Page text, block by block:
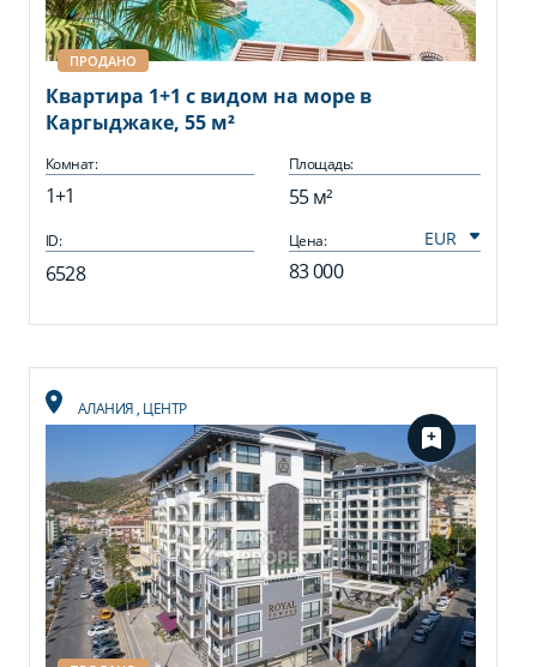
ПРОДАНО
Квартира 1+1 с видом на море в
Каргыджаке, 55 м²
Комнат:
1+1
Площадь:
55 м²
ID:
6528
Цена:
83 000
АЛАНИЯ, ЦЕНТР